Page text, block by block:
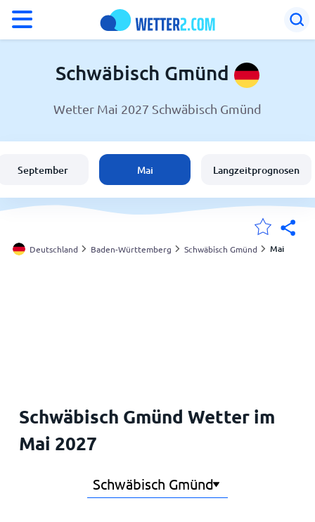
Wetter in Schwäbisch Gmünd
Schweiz
Österreich
Schwäbisch Gmünd
Wetter Mai 2027 Schwäbisch Gmünd
September Mai Langzeitprognosen
Deutschland Baden-Württemberg Schwäbisch Gmünd Mai
Schwäbisch Gmünd Wetter im
Mai 2027